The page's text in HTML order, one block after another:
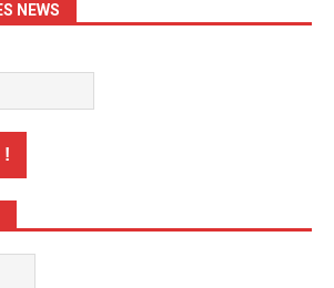
NEWS